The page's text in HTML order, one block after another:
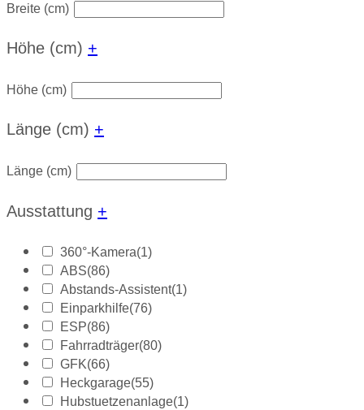
Breite (cm)
Höhe (cm) +
Höhe (cm)
Länge (cm) +
Länge (cm)
Ausstattung +
360°-Kamera(1)
ABS(86)
Abstands-Assistent(1)
Einparkhilfe(76)
ESP(86)
Fahrradträger(80)
GFK(66)
Heckgarage(55)
Hubstuetzenanlage(1)